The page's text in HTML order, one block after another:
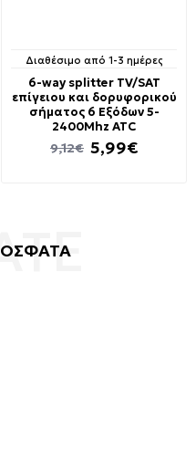
Διαθέσιμο από 1-3 ημέρες
6-way splitter TV/SAT
επίγειου και δορυφορικού
σήματος 6 Εξόδων 5-
2400Mhz ATC
5,99€
9,12€